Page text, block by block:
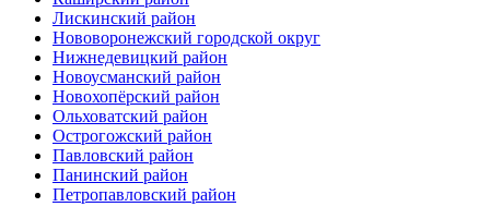
Лискинский район
Нововоронежский городской округ
Нижнедевицкий район
Новоусманский район
Новохопёрский район
Ольховатский район
Острогожский район
Павловский район
Панинский район
Петропавловский район